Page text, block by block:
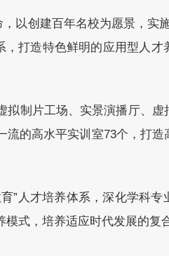
以创建百年名校为愿景，实
，打造特色鲜明的应用型人
制片工场、实景演播厅、虚
的高水平实训室73个，打造
”人才培养体系，深化学科
式，培养适应时代发展的复